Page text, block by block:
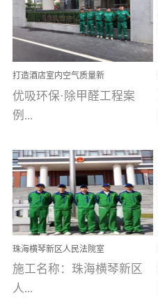
内空气治理项目深圳安居
乐寓 深圳市安居乐寓
为深圳安居集团旗下城...
打造酒店室内空气质量新
标杆——优吸环保·标杆之
作：东莞美豪雅致酒店室
内空气治理工程纪实
优吸环保·除甲醛工程案
例...
【东莞美豪雅致酒店】室
内空气治理项目东莞美豪
雅致酒店 东莞美豪雅
致酒店是为中高端人士...
珠海横琴新区人民法院室
内除甲醛空气治理项目
施工名称：珠海横琴新区
人...